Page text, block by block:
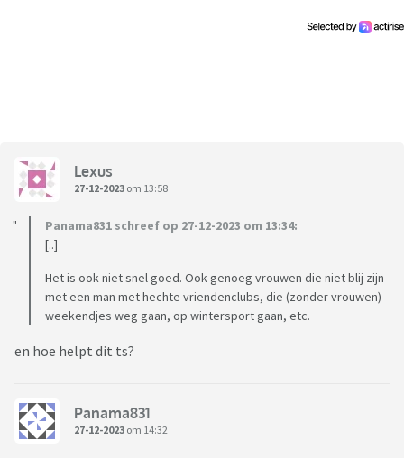
van mijn kant van oorsprong. Herkennen jullie dit? Ik wil en
Lexus
27-12-2023 om 13:58
Panama831 schreef op 27-12-2023 om 13:34:
[..]
Het is ook niet snel goed. Ook genoeg vrouwen die niet blij zijn
met een man met hechte vriendenclubs, die (zonder vrouwen)
weekendjes weg gaan, op wintersport gaan, etc.
en hoe helpt dit ts?
Panama831
27-12-2023 om 14:32